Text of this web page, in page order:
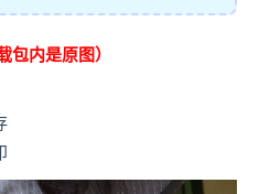
包内是原图）